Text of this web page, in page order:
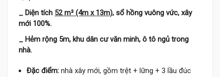
_ Diện tích 52 m² (4m x 13m), sổ hồng vuông vức, xây
mới 100%.
_ Hẻm rộng 5m, khu dân cư văn minh, ô tô ngủ trong
nhà.
Đặc điểm: nhà xây mới, gồm trệt + lững + 3 lầu đúc